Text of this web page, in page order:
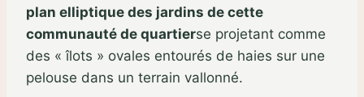
plan elliptique des jardins de cette
communauté de quartierse projetant comme
des « îlots » ovales entourés de haies sur une
pelouse dans un terrain vallonné.